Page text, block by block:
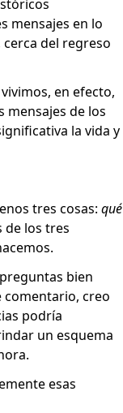
mensajes en lo
cerca del regreso
en efecto,
mensajes de los
la vida y
tres cosas: qué
de los tres
bien
comentario, creo
podría
un esquema
esas